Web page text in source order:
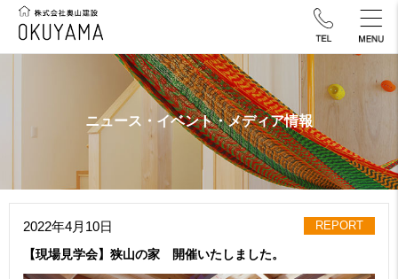
ニュース・イベント・メディア情報
2022年4月10日 REPORT
【現場見学会】狭山の家 開催いたしました。